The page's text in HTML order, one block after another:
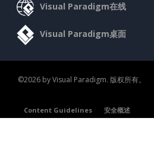
Visual Paradigm在线
Visual Paradigm桌面
©2026 by Visual Paradigm. 版权所有。
Content Guidelines
安全概述